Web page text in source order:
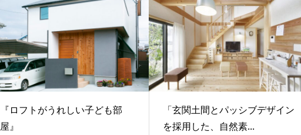
『ロフトがうれしい子ども部
屋』
「玄関土間とパッシブデザイン
を採用した、自然素...